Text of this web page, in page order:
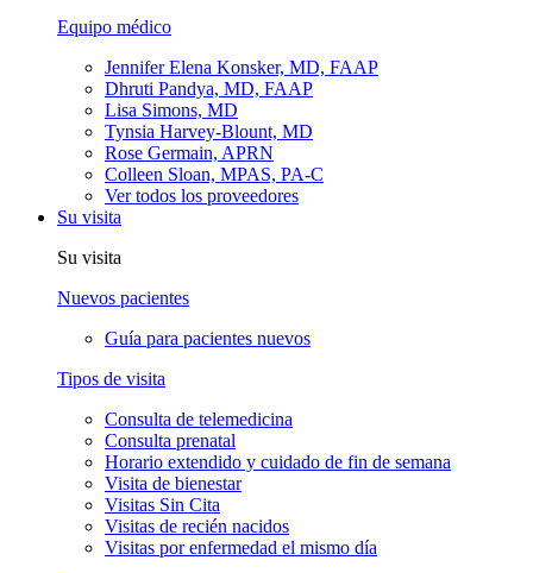
Equipo médico
Jennifer Elena Konsker, MD, FAAP
Dhruti Pandya, MD, FAAP
Lisa Simons, MD
Tynsia Harvey-Blount, MD
Rose Germain, APRN
Colleen Sloan, MPAS, PA-C
Ver todos los proveedores
Su visita
Su visita
Nuevos pacientes
Guía para pacientes nuevos
Tipos de visita
Consulta de telemedicina
Consulta prenatal
Horario extendido y cuidado de fin de semana
Visita de bienestar
Visitas Sin Cita
Visitas de recién nacidos
Visitas por enfermedad el mismo día